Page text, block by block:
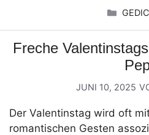
Freche
JUNI 10, 2025
Der Valentinstag wird oft
romantischen Gesten